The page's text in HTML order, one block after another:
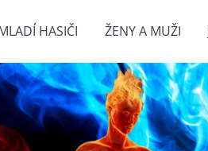
HASIČI ŽENY A MUŽI